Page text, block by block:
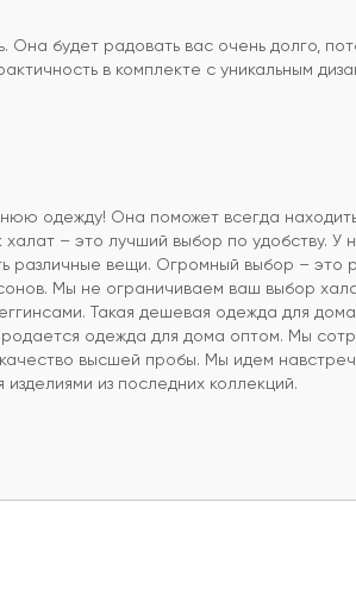
будет радовать вас очень долго,
в комплекте с уникальным
одежду! Она поможет всегда
– это лучший выбор по удобству. У
различные вещи. Огромный выбор –
Мы не ограничиваем ваш выбор
Такая дешевая одежда для
одежда для дома оптом. Мы
высшей пробы. Мы идем
из последних коллекций.